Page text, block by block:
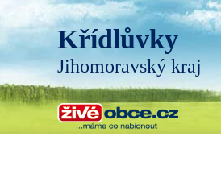
Křídlůvky
Jihomoravský kraj